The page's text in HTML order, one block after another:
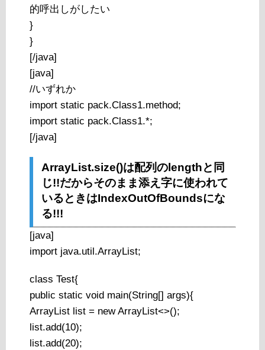
的呼出しがしたい
}
}
[/java]
[java]
//いずれか
import static pack.Class1.method;
import static pack.Class1.*;
[/java]
ArrayList.size()は配列のlengthと同
じ!!だからそのまま添え字に使われて
いるときはIndexOutOfBoundsにな
る!!!
[java]
import java.util.ArrayList;
class Test{
public static void main(String[] args){
ArrayList list = new ArrayList<>();
list.add(10);
list.add(20);